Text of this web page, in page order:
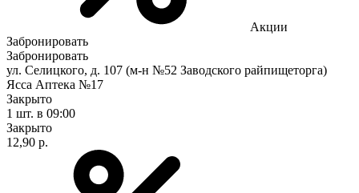
Акции
Забронировать
Забронировать
ул. Селицкого, д. 107 (м-н №52 Заводского райпищеторга)
Ясса Аптека №17
Закрыто
1 шт. в 09:00
Закрыто
12,90 р.